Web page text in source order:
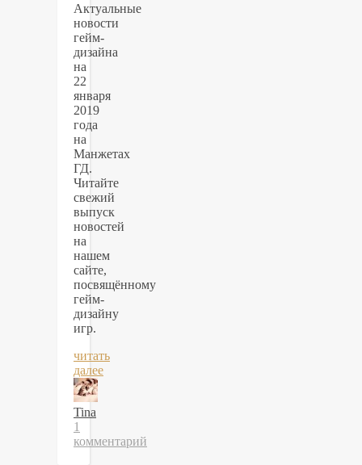
Актуальные
новости
гейм-
дизайна
на
22
января
2019
года
на
Манжетах
ГД.
Читайте
свежий
выпуск
новостей
на
нашем
сайте,
посвящённому
гейм-
дизайну
игр.
читать
далее
Tina
1
комментарий